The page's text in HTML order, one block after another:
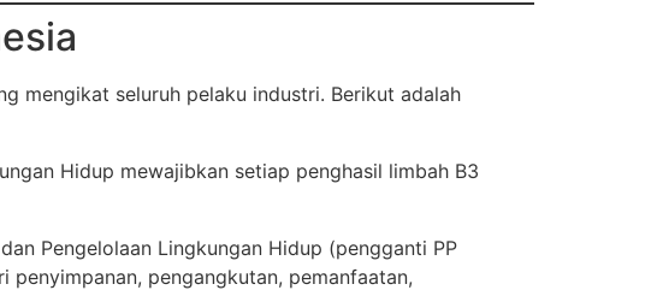
mengikat seluruh pelaku industri. Berikut adalah
Hidup mewajibkan setiap penghasil limbah B3
Pengelolaan Lingkungan Hidup (pengganti PP
penyimpanan, pengangkutan, pemanfaatan,